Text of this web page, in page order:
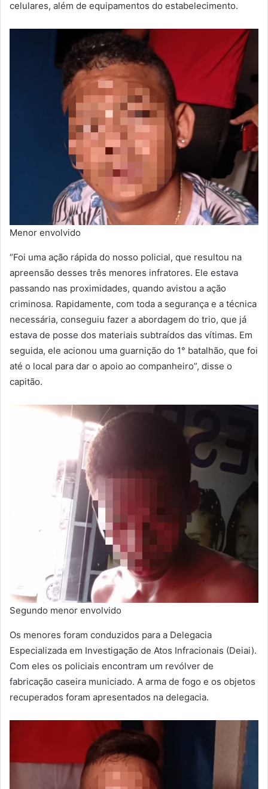
celulares, além de equipamentos do estabelecimento.
Menor envolvido
“Foi uma ação rápida do nosso policial, que resultou na
apreensão desses três menores infratores. Ele estava
passando nas proximidades, quando avistou a ação
criminosa. Rapidamente, com toda a segurança e a técnica
necessária, conseguiu fazer a abordagem do trio, que já
estava de posse dos materiais subtraídos das vítimas. Em
seguida, ele acionou uma guarnição do 1° batalhão, que foi
até o local para dar o apoio ao companheiro”, disse o
capitão.
Segundo menor envolvido
Os menores foram conduzidos para a Delegacia
Especializada em Investigação de Atos Infracionais (Deiai).
Com eles os policiais encontram um revólver de
fabricação caseira municiado. A arma de fogo e os objetos
recuperados foram apresentados na delegacia.